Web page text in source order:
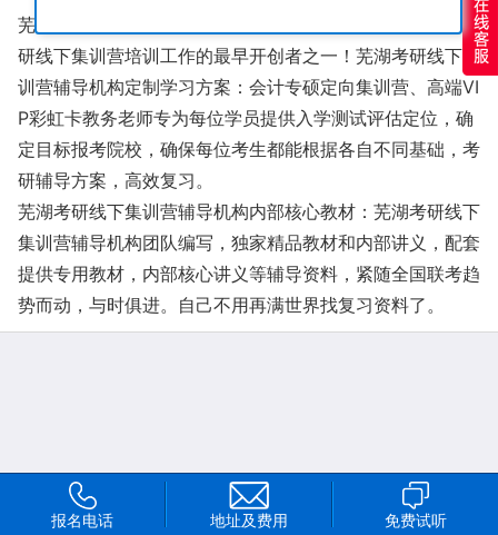
芜湖考研线下集训营辅导机构是芜湖教育品牌，也是国内考
研线下集训营培训工作的最早开创者之一！芜湖考研线下集
训营辅导机构定制学习方案：会计专硕定向集训营、高端VI
P彩虹卡教务老师专为每位学员提供入学测试评估定位，确
定目标报考院校，确保每位考生都能根据各自不同基础，考
研辅导方案，高效复习。
芜湖考研线下集训营辅导机构内部核心教材：芜湖考研线下
集训营辅导机构团队编写，独家精品教材和内部讲义，配套
提供专用教材，内部核心讲义等辅导资料，紧随全国联考趋
势而动，与时俱进。自己不用再满世界找复习资料了。
报名电话 地址及费用 免费试听